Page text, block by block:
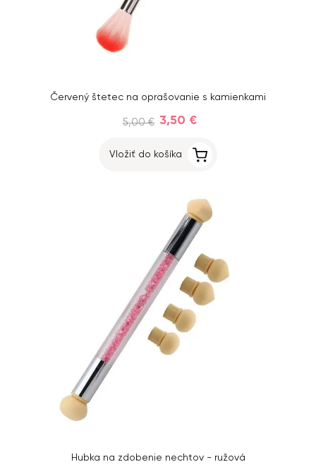
Červený štetec na oprašovanie s kamienkami
5,00 € 3,50 €
Vložiť do košíka
Hubka na zdobenie nechtov - ružová